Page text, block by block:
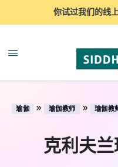
你试过我们的线
瑜伽 » 瑜伽教师 » 瑜伽教
克利夫